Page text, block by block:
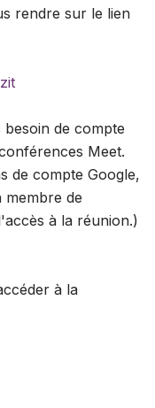
rendre sur le lien
de compte
Meet.
de compte Google,
de
à la réunion.)
à la